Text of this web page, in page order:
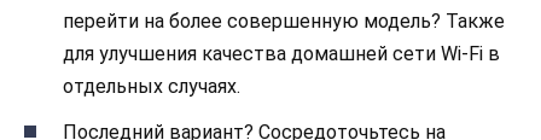
перейти на более совершенную модель? Также
для улучшения качества домашней сети Wi-Fi в
отдельных случаях.
Последний вариант? Сосредоточьтесь на